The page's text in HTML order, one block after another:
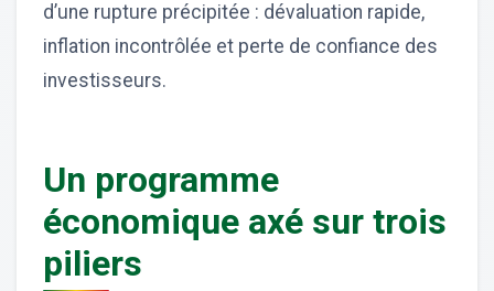
d’une rupture précipitée : dévaluation rapide,
inflation incontrôlée et perte de confiance des
investisseurs.
Un programme
économique axé sur trois
piliers